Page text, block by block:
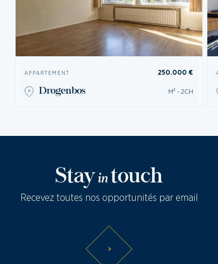
APPARTEMENT 250.000 €
drogenbos M² - 2CH
Stayin touch
Recevez toutes nos opportunités par email